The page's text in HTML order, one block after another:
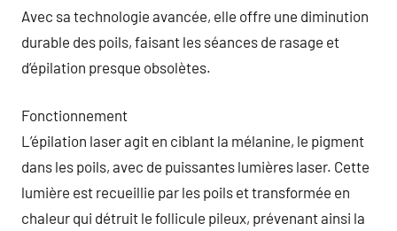
Avec sa technologie avancée, elle offre une diminution
durable des poils, faisant les séances de rasage et
d’épilation presque obsolètes.
Fonctionnement
L’épilation laser agit en ciblant la mélanine, le pigment
dans les poils, avec de puissantes lumières laser. Cette
lumière est recueillie par les poils et transformée en
chaleur qui détruit le follicule pileux, prévenant ainsi la